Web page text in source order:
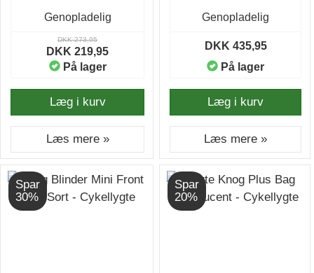
Genopladelig
DKK 273,95
DKK 219,95
På lager
Læg i kurv
Læs mere »
Genopladelig
DKK 435,95
På lager
Læg i kurv
Læs mere »
Spar
30%
Spar
20%